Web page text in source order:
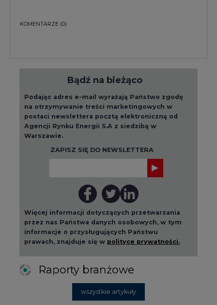
KOMENTARZE (0)
Bądź na bieżąco
Podając adres e-mail wyrażają Państwo zgodę
na otrzymywanie treści marketingowych w
postaci newslettera pocztą elektroniczną od
Agencji Rynku Energii S.A z siedzibą w
Warszawie.
ZAPISZ SIĘ DO NEWSLETTERA
Więcej informacji dotyczących przetwarzania
przez nas Państwa danych osobowych, w tym
informacje o przysługujących Państwu
prawach, znajduje się w polityce prywatności.
Raporty branżowe
wszystkie artykuły